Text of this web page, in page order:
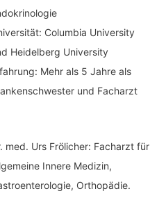
Columbia University
Heidelberg University
Mehr als 5 Jahre als
und Facharzt
med. Urs Frölicher: Facharzt für
Innere Medizin,
Orthopädie.